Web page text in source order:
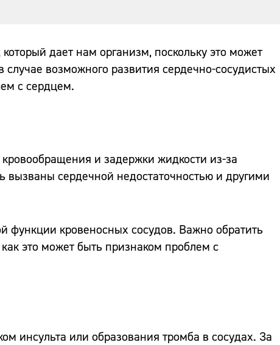
дает нам организм, поскольку это может
возможного развития сердечно-сосудистых
с сердцем.
и задержки жидкости из-за
вызваны сердечной недостаточностью и другими
функции кровеносных сосудов. Важно обратить
это может быть признаком проблем с
инсульта или образования тромба в сосудах. За